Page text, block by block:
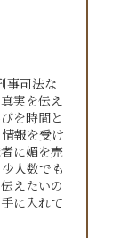
事司法な
実を伝え
を時間と
報を受け
に媚を売
人数でも
えたいの
に入れて